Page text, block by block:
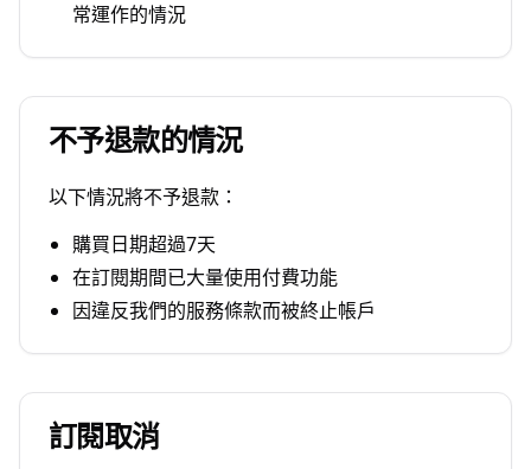
常運作的情況
不予退款的情況
以下情況將不予退款：
購買日期超過7天
在訂閱期間已大量使用付費功能
因違反我們的服務條款而被終止帳戶
訂閱取消